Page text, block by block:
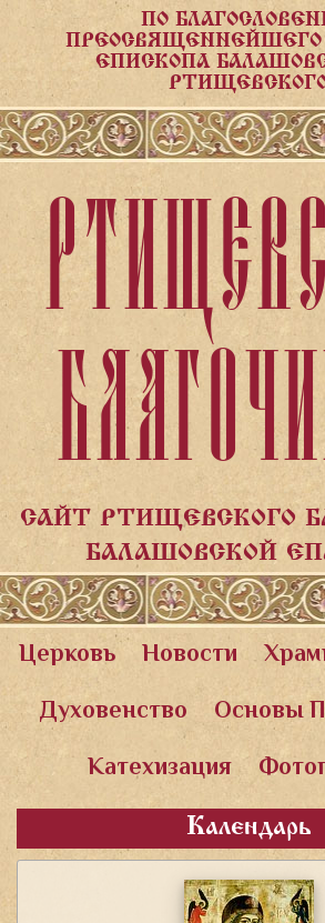
ПО
ПРЕОСВЯЩЕННЕЙШЕГО
ЕПИСКОПА
САЙТ РТИЩЕВСКОГО
БАЛАШОВСКОЙ
Церковь Новости
Духовенство
Основы
Катехизация
Календарь